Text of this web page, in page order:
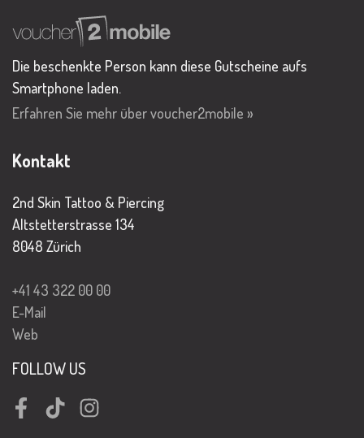
Die beschenkte Person kann diese Gutscheine aufs
Smartphone laden.
Erfahren Sie mehr über voucher2mobile »
Kontakt
2nd Skin Tattoo & Piercing
Altstetterstrasse 134
8048 Zürich
+41 43 322 00 00
E-Mail
Web
FOLLOW US
FacebookTikTokInstagram